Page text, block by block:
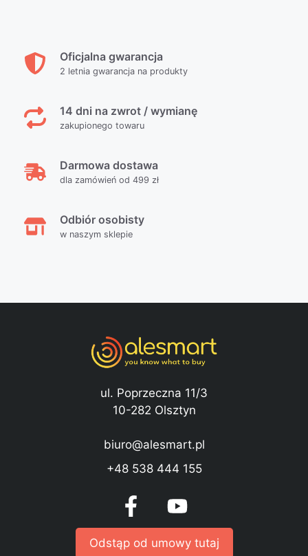
Oficjalna gwarancja
2 letnia gwarancja na produkty
14 dni na zwrot / wymianę
zakupionego towaru
Darmowa dostawa
dla zamówień od 499 zł
Odbiór osobisty
w naszym sklepie
ul. Poprzeczna 11/3
10-282 Olsztyn
biuro@alesmart.pl
+48 538 444 155
Odstąp od umowy tutaj